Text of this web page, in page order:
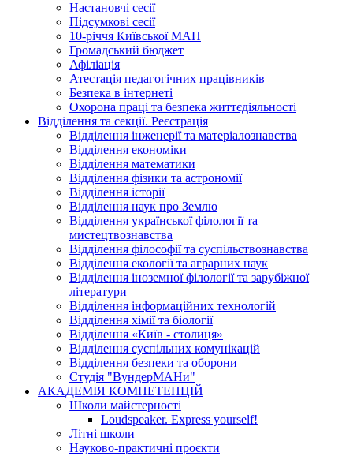
Настановчі сесії
Підсумкові сесії
10-річчя Київської МАН
Громадський бюджет
Афіліація
Атестація педагогічних працівників
Безпека в інтернеті
Охорона праці та безпека життєдіяльності
Відділення та секції. Реєстрація
Відділення інженерії та матеріалознавства
Відділення економіки
Відділення математики
Відділення фізики та астрономії
Відділення історії
Відділення наук про Землю
Відділення української філології та
мистецтвознавства
Відділення філософії та суспільствознавства
Відділення екології та аграрних наук
Відділення іноземної філології та зарубіжної
літератури
Відділення інформаційних технологій
Відділення хімії та біології
Відділення «Київ - столиця»
Відділення суспільних комунікацій
Відділення безпеки та оборони
Студія "ВундерМАНи"
АКАДЕМІЯ КОМПЕТЕНЦІЙ
Школи майстерності
Loudspeaker. Express yourself!
Літні школи
Науково-практичні проєкти